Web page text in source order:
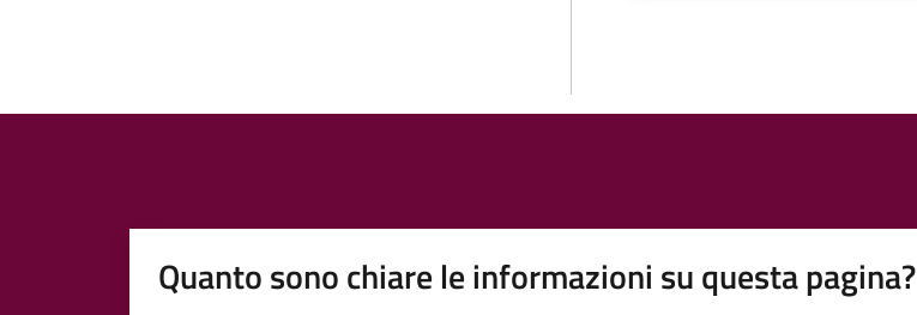
Quanto sono chiare le informazioni su questa pagina?